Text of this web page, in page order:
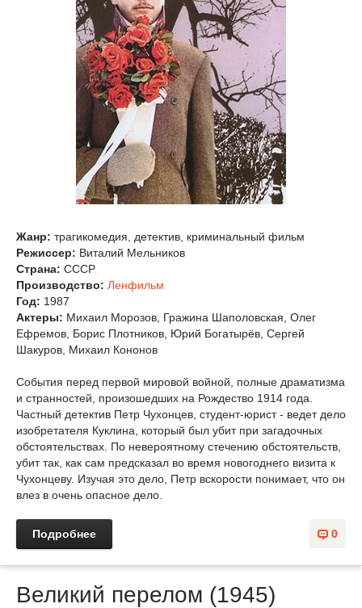
Жанр: трагикомедия, детектив, криминальный фильм
Режиссер: Виталий Мельников
Страна: СССР
Производство: Ленфильм
Год: 1987
Актеры: Михаил Морозов, Гражина Шаполовская, Олег
Ефремов, Борис Плотников, Юрий Богатырёв, Сергей
Шакуров, Михаил Кононов
События перед первой мировой войной, полные драматизма
и странностей, произошедших на Рождество 1914 года.
Частный детектив Петр Чухонцев, студент-юрист - ведет дело
изобретателя Куклина, который был убит при загадочных
обстоятельствах. По невероятному стечению обстоятельств,
убит так, как сам предсказал во время новогоднего визита к
Чухонцеву. Изучая это дело, Петр вскорости понимает, что он
влез в очень опасное дело.
0
Подробнее
Великий перелом (1945)